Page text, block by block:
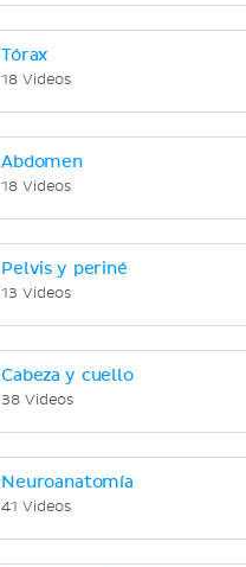
Tórax
18 Videos
Abdomen
18 Videos
Pelvis y periné
13 Videos
Cabeza y cuello
38 Videos
Neuroanatomía
41 Videos